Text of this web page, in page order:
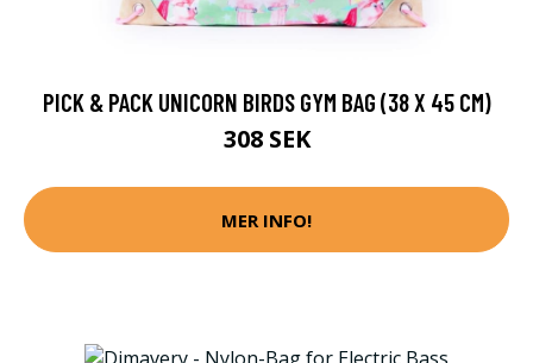
PICK & PACK UNICORN BIRDS GYM BAG (38 X 45 CM)
308 SEK
MER INFO!